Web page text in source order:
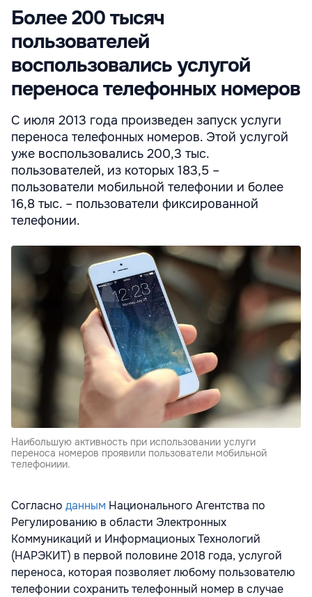
Более 200 тысяч
пользователей
воспользовались услугой
переноса телефонных номеров
С июля 2013 года произведен запуск услуги
переноса телефонных номеров. Этой услугой
уже воспользовались 200,3 тыс.
пользователей, из которых 183,5 –
пользователи мобильной телефонии и более
16,8 тыс. – пользователи фиксированной
телефонии.
Наибольшую активность при использовании услуги
переноса номеров проявили пользователи мобильной
телефониии.
Согласно данным Национального Агентства по
Регулированию в области Электронных
Коммуникаций и Информационых Технологий
(НАРЭКИТ) в первой половине 2018 года, услугой
переноса, которая позволяет любому пользователю
телефонии сохранить телефонный номер в случае